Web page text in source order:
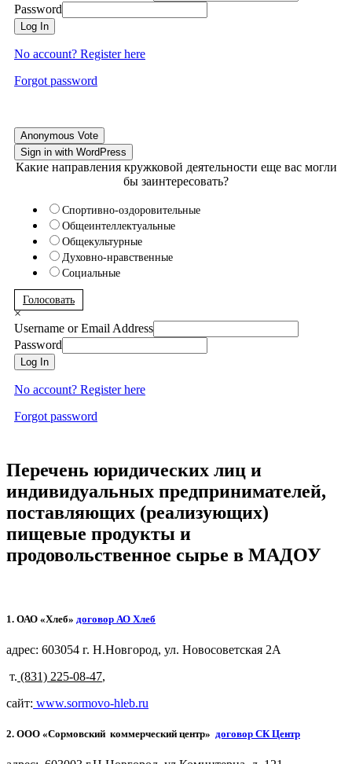
Password
Log In
No account? Register here
Forgot password
Anonymous Vote
Sign in with WordPress
Какие направления кружковой деятельности еще вас могли
бы заинтересовать?
Спортивно-оздоровительные
Общеинтеллектуальные
Общекультурные
Духовно-нравственные
Социальные
Голосовать
×
Username or Email Address
Password
Log In
No account? Register here
Forgot password
Перечень юридических лиц и
индивидуальных предпринимателей,
поставляющих (реализующих)
пищевые продукты и
продовольственное сырье в МАДОУ
1. ОАО «Хлеб» договор АО Хлеб
адрес: 603054 г. Н.Новгород, ул. Новосоветская 2А
т. (831) 225-08-47,
сайт: www.sormovo-hleb.ru
2. ООО «Сормовский коммерческий центр» договор СК Центр